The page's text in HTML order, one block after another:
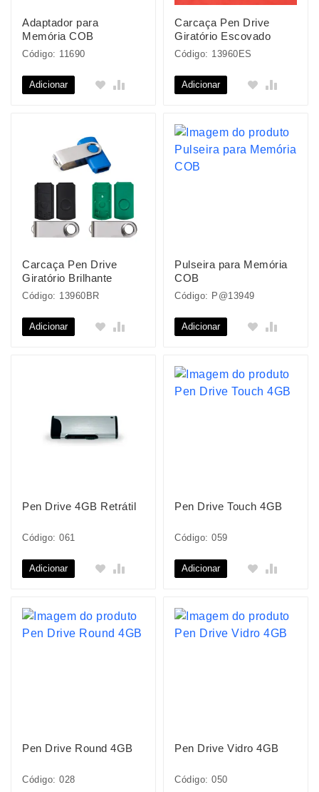
Adaptador para
Memória COB
Código: 11690
Adicionar
Carcaça Pen Drive
Giratório Escovado
Código: 13960ES
Adicionar
Carcaça Pen Drive
Giratório Brilhante
Código: 13960BR
Adicionar
Pulseira para Memória
COB
Código: P@13949
Adicionar
Pen Drive 4GB Retrátil
Código: 061
Adicionar
Pen Drive Touch 4GB
Código: 059
Adicionar
Pen Drive Round 4GB
Código: 028
Pen Drive Vidro 4GB
Código: 050